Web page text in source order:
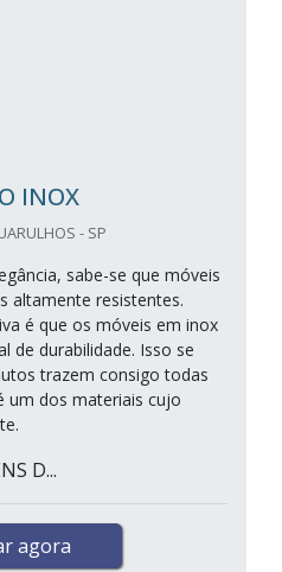
INOX
- SP
sabe-se que móveis
altamente resistentes.
é que os móveis em inox
de durabilidade. Isso se
trazem consigo todas
um dos materiais cujo
D...
agora